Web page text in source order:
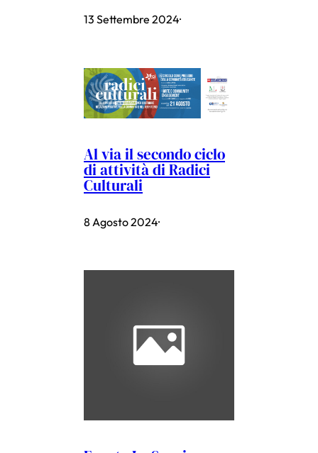
13 Settembre 2024·
Al via il secondo ciclo
di attività di Radici
Culturali
8 Agosto 2024·